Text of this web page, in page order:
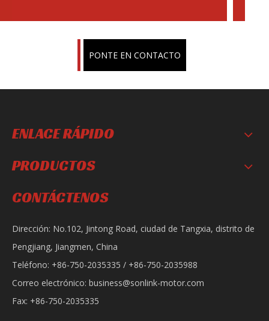
PONTE EN CONTACTO
ENLACE RÁPIDO
PRODUCTOS
CONTÁCTENOS
Dirección: No.102, Jintong Road, ciudad de Tangxia, distrito de
Pengjiang, Jiangmen, China
Teléfono: +86-750-2035335 / +86-750-2035988
Correo electrónico: business@sonlink-motor.com
Fax: +86-750-2035335